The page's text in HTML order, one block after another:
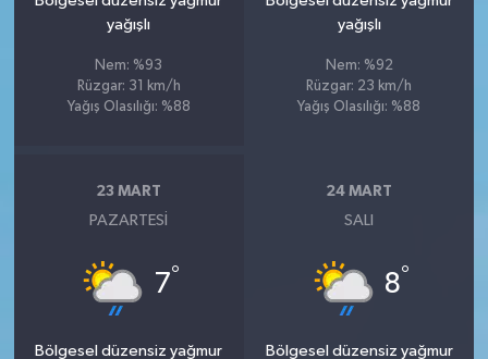
yağışlı
Nem: %93
Rüzgar: 31 km/h
Yağış Olasılığı: %88
yağışlı
Nem: %92
Rüzgar: 23 km/h
Yağış Olasılığı: %88
23 MART
PAZARTESI
7°
Bölgesel düzensiz yağmur
24 MART
SALI
8°
Bölgesel düzensiz yağmur